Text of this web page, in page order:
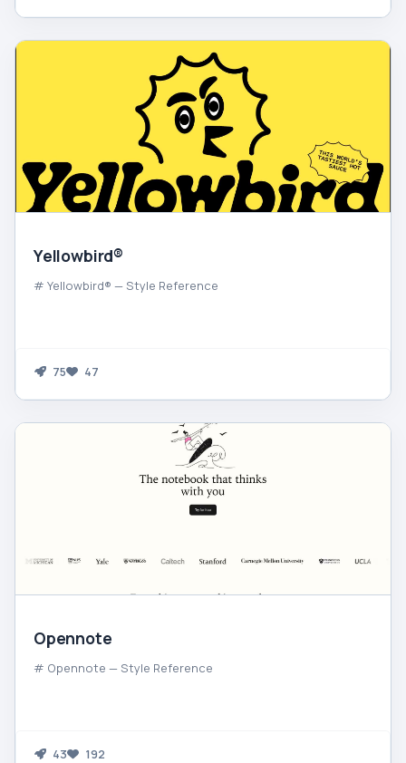
Yellowbird®
# Yellowbird® — Style Reference
75 47
Opennote
# Opennote — Style Reference
43 192